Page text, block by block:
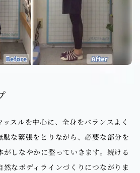
スルを中心に、全身をバランスよく
な緊張をとりながら、必要な部分を
しなやかに整っていきます。続ける
然なボディラインづくりにつながりま